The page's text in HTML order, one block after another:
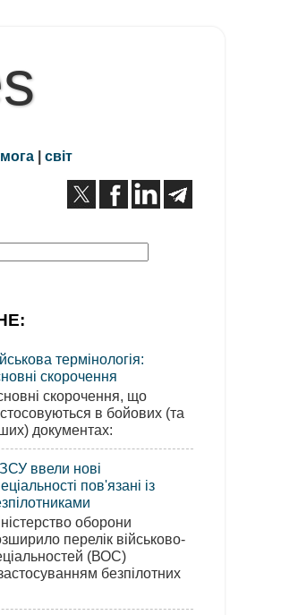
| світ
термінологія:
скорочення
скорочення, що
в бойових (та
документах:
ввели нові
пов'язані із
оборони
перелік військово-
(ВОС)
безпілотних